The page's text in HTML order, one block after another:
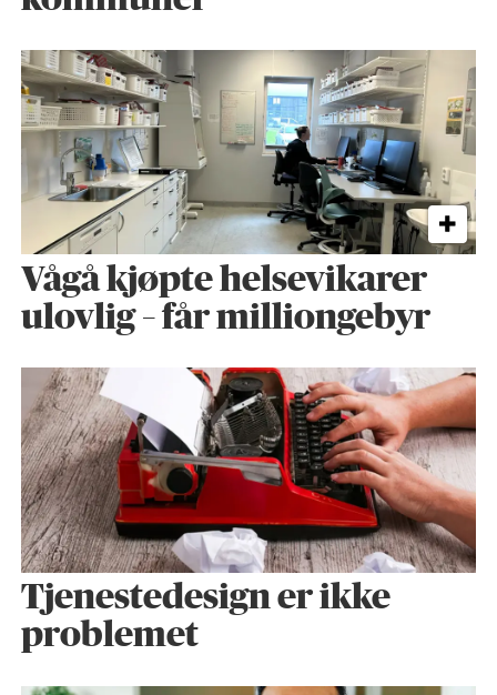
Vågå kjøpte helse­vikarer
ulovlig – får milliongebyr
Tjenestedesign er ikke
problemet